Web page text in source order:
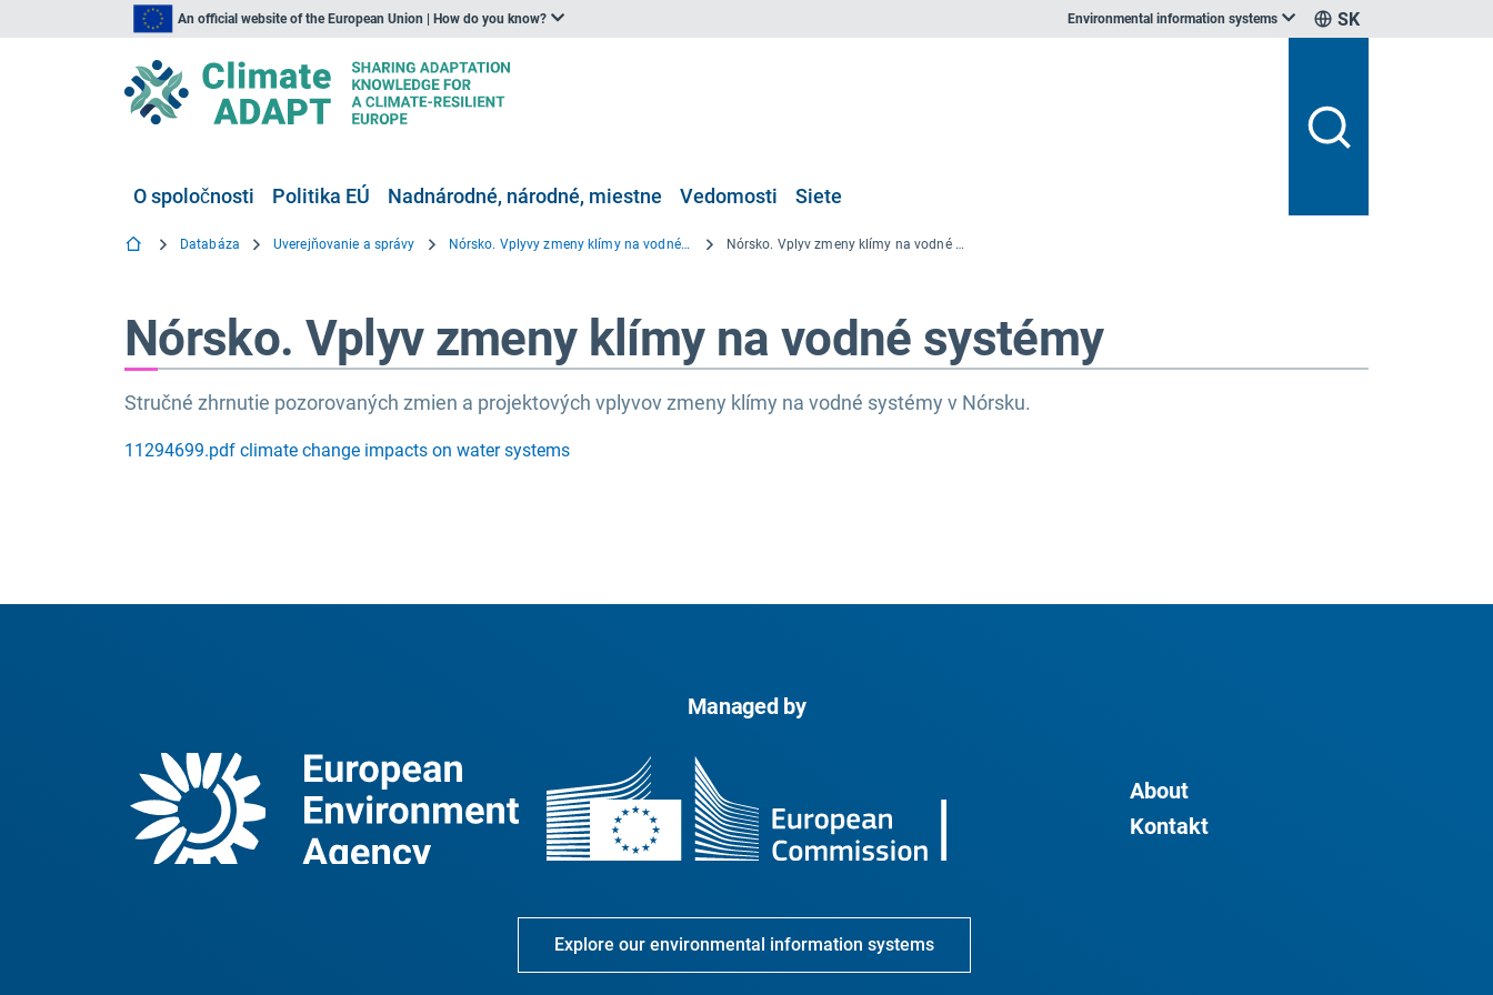
An official website of the European Union | How do you know? Environmental information systems SK
O spoločnosti Politika EÚ Nadnárodné, národné, miestne Vedomosti Siete
Databáza Uverejňovanie a správy Nórsko. Vplyvy zmeny klímy na vodné systémy Nórsko. Vplyv zmeny klímy na vodné systémy
Nórsko. Vplyv zmeny klímy na vodné systémy
Stručné zhrnutie pozorovaných zmien a projektových vplyvov zmeny klímy na vodné systémy v Nórsku.
11294699.pdf climate change impacts on water systems
Managed by
About
Kontakt
Explore our environmental information systems